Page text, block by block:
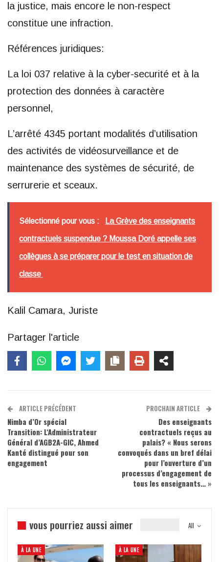
la justice, mais encore le non-respect
constitue une infraction.
Références juridiques:
La loi 037 relative à la cyber-securité et à la
protection des données à caractère
personnel,
L’arrêté 4345 portant modalités d’utilisation
des activités de vidéosurveillance et de
maintenance des systèmes de sécurité, de
serrurerie et sceaux.
Sélectionné pour vous : La Grève des enseignants
contractuels suspendue ? Moussa Doré appelle ses
collègues à se préparer pour le test en situation de
classe
Kalil Camara, Juriste
Partager l'article
ARTICLE PRÉCÉDENT
Nimba d’Or spécial
Transition: L‘Administrateur
Général d’AGB2A-GIC, Ahmed
Kanté distingué pour son
engagement
PROCHAIN ARTICLE
Des enseignants
contractuels reçus au
palais? « Nous serons
convoqués dans un bref délai
pour l’ouverture d’un
processus d’engagement de
tous les enseignants… »
All
vous pourriez aussi aimer
À LA UNE À LA UNE